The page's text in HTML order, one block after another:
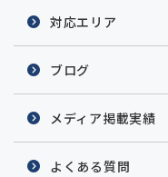
対応エリア
ブログ
メディア掲載実績
よくある質問